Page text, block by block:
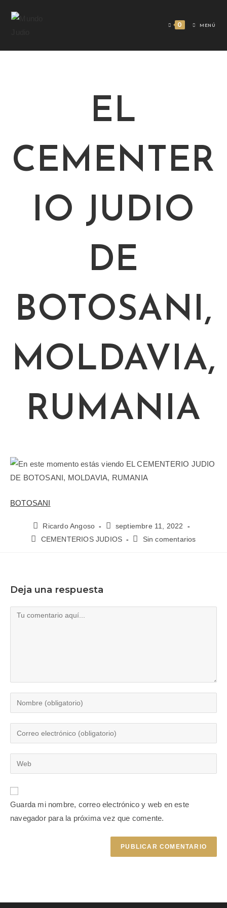
0 MENÚ
EL
CEMENTER
IO JUDIO
DE
BOTOSANI,
MOLDAVIA,
RUMANIA
BOTOSANI
Ricardo Angoso
septiembre 11, 2022
CEMENTERIOS JUDIOS
Sin comentarios
Deja una respuesta
Guarda mi nombre, correo electrónico y web en este
navegador para la próxima vez que comente.